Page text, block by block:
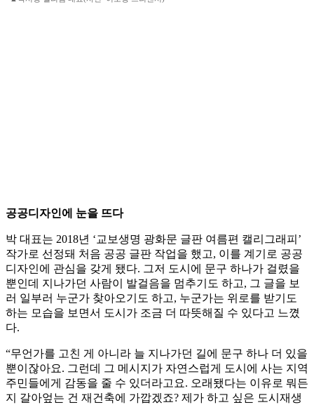
공공디자인에 눈을 뜨다
박 대표는 2018년 ‘교보생명 광화문 글판 여름편 캘리그래피’
작가로 선정돼 처음 공공 글판 작업을 했고, 이를 계기로 공공
디자인에 관심을 갖게 됐다. 그저 도시에 문구 하나가 걸렸을
뿐인데 지나가던 사람이 발걸음을 멈추기도 하고, 그 글을 보
러 일부러 누군가 찾아오기도 하고, 누군가는 위로를 받기도
하는 모습을 보면서 도시가 조금 더 따뜻해질 수 있다고 느꼈
다.
“무언가를 고친 게 아니라 늘 지나가던 길에 문구 하나 더 있을
뿐이잖아요. 그런데 그 메시지가 자연스럽게 도시에 사는 지역
주민들에게 감동을 줄 수 있더라고요. 오래됐다는 이유로 뭐든
지 갈아엎는 건 재건축에 가깝겠죠? 제가 하고 싶은 도시재생